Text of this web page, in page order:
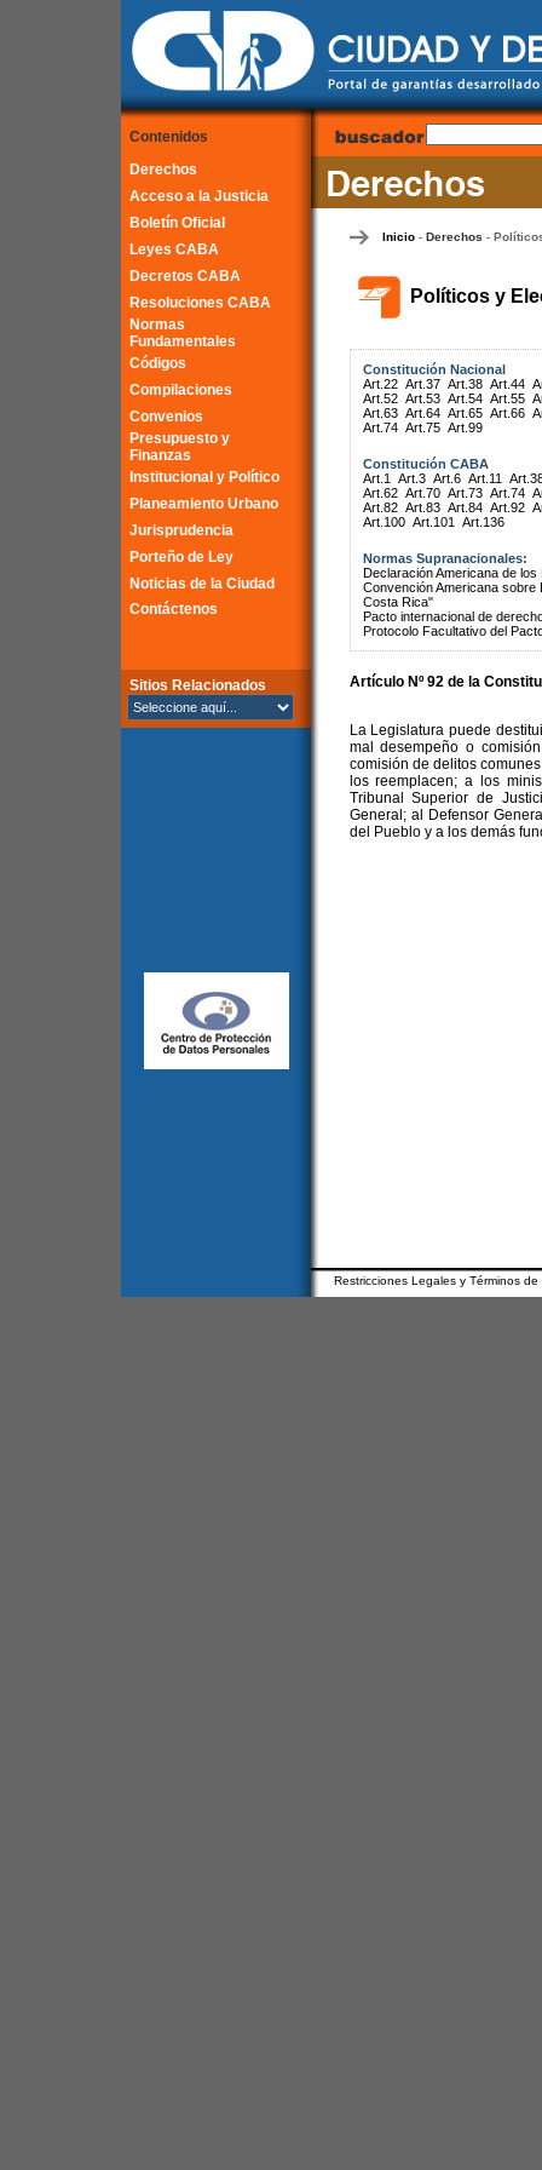
Contenidos
Derechos
Acceso a la Justicia
Boletín Oficial
Leyes CABA
Decretos CABA
Resoluciones CABA
Normas
Fundamentales
Códigos
Compilaciones
Convenios
Presupuesto y
Finanzas
Institucional y Político
Planeamiento Urbano
Jurisprudencia
Porteño de Ley
Noticias de la Ciudad
Contáctenos
Sitios Relacionados
Inicio- Derechos -
Políticos y
Constitución Nacional
Art.22 Art.37 Art.38 Art.44
Art.52 Art.53 Art.54 Art.55
Art.63 Art.64 Art.65 Art.66
Art.74 Art.75 Art.99
Constitución CABA
Art.1
Art.3 Art.6 Art.11
Art.62 Art.70 Art.73 Art.74
Art.82 Art.83 Art.84 Art.92
Art.100 Art.101 Art.136
Normas Supranacionales:
Declaración Americana de
Convención Americana
Costa Rica"
Pacto internacional de
Protocolo Facultativo del
Artículo Nº 92 de la
La Legislatura puede
mal desempeño o
comisión de delitos
los reemplacen; a los
Tribunal Superior de
General; al Defensor
del Pueblo y a los demás
Restricciones Legales y Términos de